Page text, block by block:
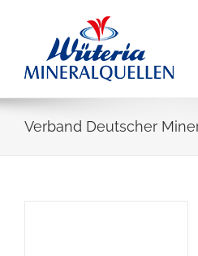
Verband Deutscher